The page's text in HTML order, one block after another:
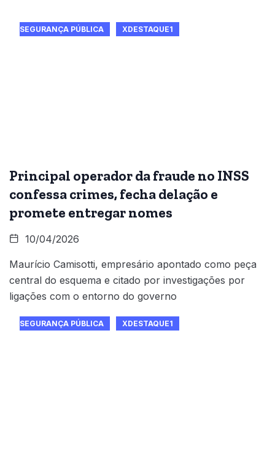
SEGURANÇA PÚBLICA XDESTAQUE1
Principal operador da fraude no INSS
confessa crimes, fecha delação e
promete entregar nomes
10/04/2026
Maurício Camisotti, empresário apontado como peça
central do esquema e citado por investigações por
ligações com o entorno do governo
SEGURANÇA PÚBLICA XDESTAQUE1